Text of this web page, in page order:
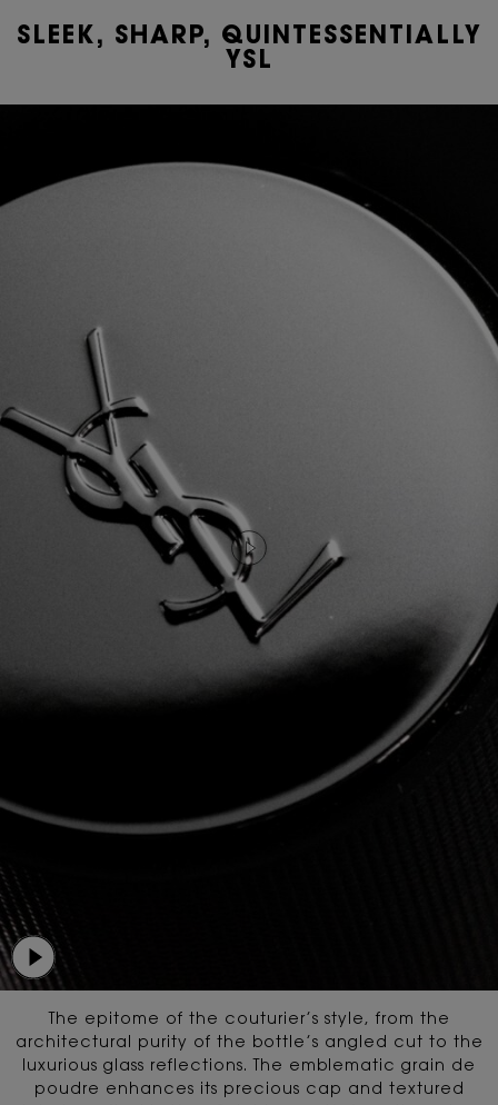
SLEEK, SHARP, QUINTESSENTIALLY
YSL
The epitome of the couturier’s style, from the
architectural purity of the bottle’s angled cut to the
luxurious glass reflections. The emblematic grain de
poudre enhances its precious cap and textured